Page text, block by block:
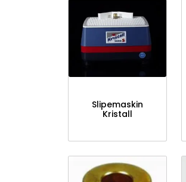
Slipemaskin
Kristall